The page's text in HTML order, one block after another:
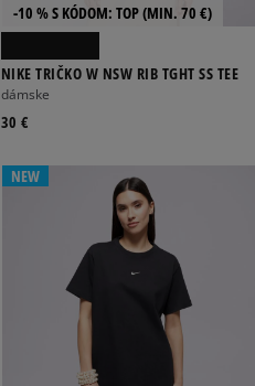
-10 % S KÓDOM: TOP (MIN. 70 €)
NIKE TRIČKO W NSW RIB TGHT SS TEE
dámske
30 €
NEW